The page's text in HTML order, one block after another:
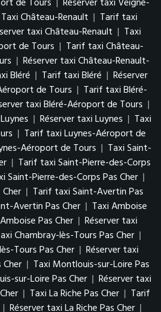
Taxi Château-Renault | Tarif taxi
taxi Château-Renault | Taxi
de Tours | Tarif taxi Château-
| Réserver taxi Château-Renault-
Bléré | Tarif taxi Bléré | Réserver
de Tours | Tarif taxi Bléré-
taxi Bléré-Aéroport de Tours |
| Réserver taxi Luynes | Taxi
| Tarif taxi Luynes-Aéroport de
Aéroport de Tours | Taxi Saint-
| Tarif taxi Saint-Pierre-des-Corps
Saint-Pierre-des-Corps Pas Cher |
| Tarif taxi Saint-Avertin Pas
Avertin Pas Cher | Taxi Amboise
Pas Cher | Réserver taxi
Chambray-lès-Tours Pas Cher |
Tours Pas Cher | Réserver taxi
| Taxi Montlouis-sur-Loire Pas
sur-Loire Pas Cher | Réserver taxi
| Taxi La Riche Pas Cher | Tarif
| Réserver taxi La Riche Pas Cher |